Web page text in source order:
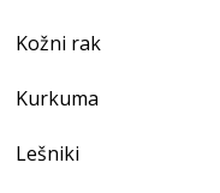
Kožni rak
Kurkuma
Lešniki